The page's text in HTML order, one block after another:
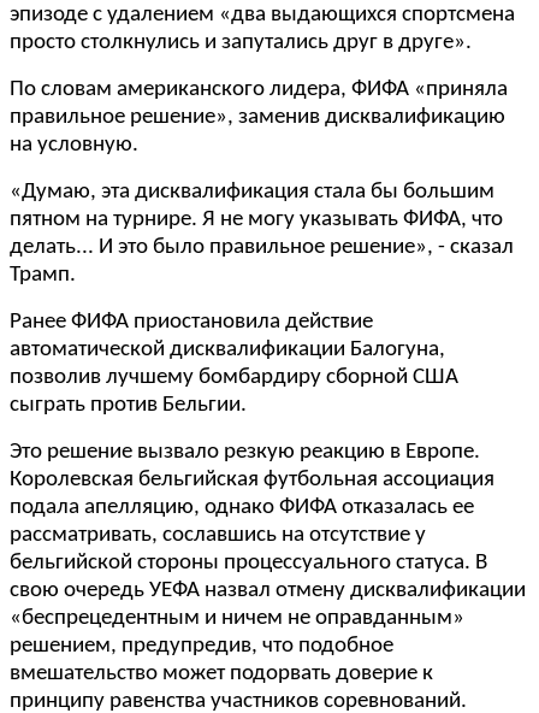
эпизоде с удалением «два выдающихся спортсмена
просто столкнулись и запутались друг в друге».
По словам американского лидера, ФИФА «приняла
правильное решение», заменив дисквалификацию
на условную.
«Думаю, эта дисквалификация стала бы большим
пятном на турнире. Я не могу указывать ФИФА, что
делать... И это было правильное решение», - сказал
Трамп.
Ранее ФИФА приостановила действие
автоматической дисквалификации Балогуна,
позволив лучшему бомбардиру сборной США
сыграть против Бельгии.
Это решение вызвало резкую реакцию в Европе.
Королевская бельгийская футбольная ассоциация
подала апелляцию, однако ФИФА отказалась ее
рассматривать, сославшись на отсутствие у
бельгийской стороны процессуального статуса. В
свою очередь УЕФА назвал отмену дисквалификации
«беспрецедентным и ничем не оправданным»
решением, предупредив, что подобное
вмешательство может подорвать доверие к
принципу равенства участников соревнований.